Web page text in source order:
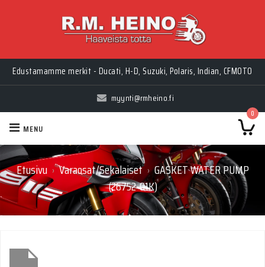
Edustamamme merkit - Ducati, H-D, Suzuki, Polaris, Indian, CFMOTO
myynti@rmheino.fi
0
MENU
Etusivu › Varaosat/Sekalaiset › GASKET WATER PUMP
(26752-01K)